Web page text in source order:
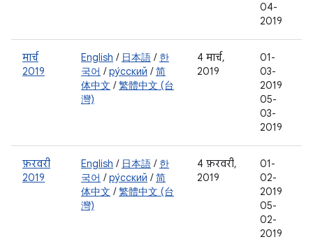
04-
2019
मार्च
2019
English / 日本語 / 한
국어 /ру́сский /简
体中文 /繁體中文 (台
灣)
4 मार्च,
2019
01-
03-
2019
05-
03-
2019
फ़रवरी
2019
English / 日本語 / 한
국어 /ру́сский /简
体中文 /繁體中文 (台
灣)
4 फ़रवरी,
2019
01-
02-
2019
05-
02-
2019